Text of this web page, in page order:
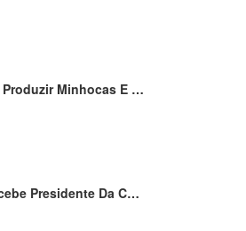
Produzir Minhocas E …
Presidente Da C…